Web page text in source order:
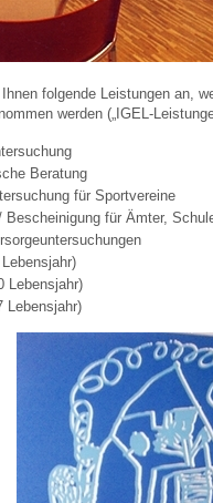
folgende Leistungen an,
werden („IGEL-
Beratung
für Sportvereine
Bescheinigung für Ämter,
Lebensjahr)
Lebensjahr)